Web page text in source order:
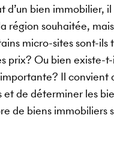
d’un bien
région souhaitée,
micro-sites sont-
prix? Ou bien existe-
Il convient
et de déterminer les
de biens